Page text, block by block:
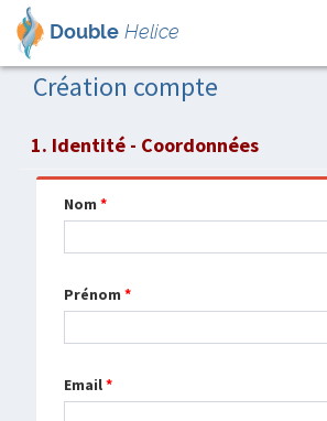
Double Helice
Création compte
1. Identité - Coordonnées
Nom *
Prénom *
Email*